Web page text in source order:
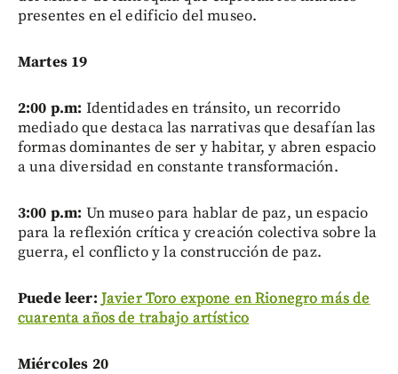
presentes en el edificio del museo.
Martes 19
2:00 p.m: Identidades en tránsito, un recorrido
mediado que destaca las narrativas que desafían las
formas dominantes de ser y habitar, y abren espacio
a una diversidad en constante transformación.
3:00 p.m: Un museo para hablar de paz, un espacio
para la reflexión crítica y creación colectiva sobre la
guerra, el conflicto y la construcción de paz.
Puede leer: Javier Toro expone en Rionegro más de
cuarenta años de trabajo artístico
Miércoles 20